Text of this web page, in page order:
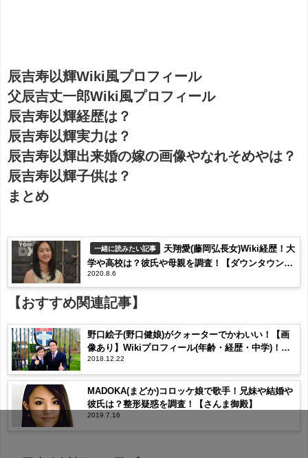
辰吉寿以輝Wiki風プロフィール
父辰吉丈一郎Wiki風プロフィール
辰吉寿以輝経歴は？
辰吉寿以輝実力は？
辰吉寿以輝出来婚の嫁の画像やなれそめやは？
辰吉寿以輝子供は？
まとめ
一緒に読みたい記事
天翔愛(藤岡弘長女)Wiki経歴！大
学や高校は？彼氏や母親を調査！【ダウンタウン
DX】
2020.8.6
【おすすめ関連記事】
野口絵子(野口健娘)がクォーターでかわいい！【画
像あり】Wikiプロフィール(年齢・経歴・中学)！祖
母がエジプト人で母は誰？【メレンゲの気持ち】
2018.12.22
MADOKA(まどか)コロッケ娘で歌手！兄妹や結婚や
彼氏は？整形疑惑を調査！【さんま御殿】
2019.7.16